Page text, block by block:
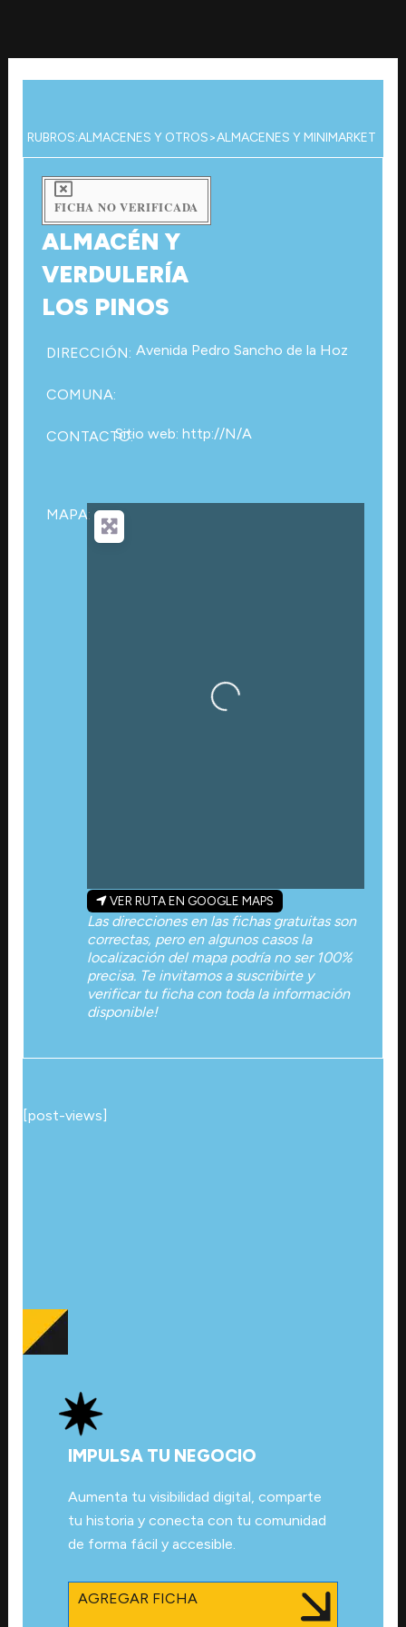
contenido
RUBROS:ALMACENES Y OTROS>ALMACENES Y MINIMARKET
FICHA NO VERIFICADA
ALMACÉN Y
VERDULERÍA
LOS PINOS
DIRECCIÓN: Avenida Pedro Sancho de la Hoz
COMUNA:
CONTACTO:Sitio web: http://N/A
MAPA:
Cargando…
VER RUTA EN GOOGLE MAPS
Las direcciones en las fichas gratuitas son
correctas, pero en algunos casos la
localización del mapa podría no ser 100%
precisa. Te invitamos a suscribirte y
verificar tu ficha con toda la información
disponible!
[post-views]
IMPULSA TU NEGOCIO
Aumenta tu visibilidad digital, comparte
tu historia y conecta con tu comunidad
de forma fácil y accesible.
AGREGAR FICHA